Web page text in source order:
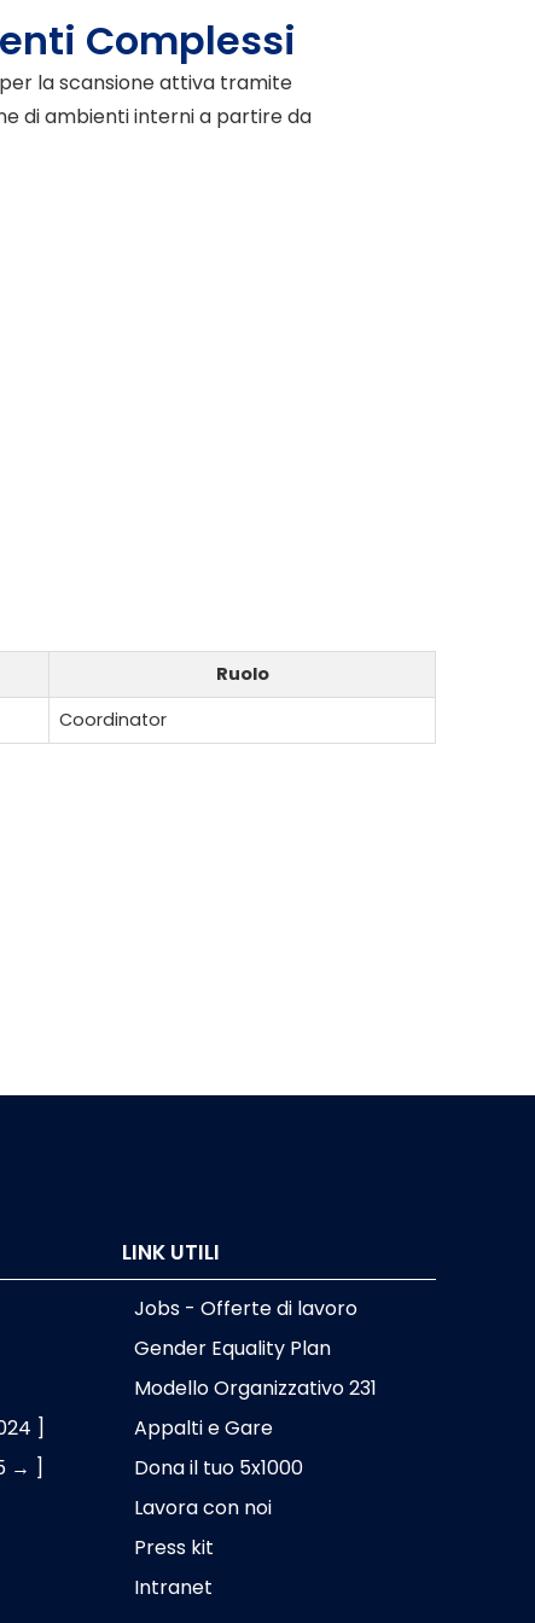
Complessi
la scansione attiva tramite
di ambienti interni a partire da
Ruolo
Coordinator
]
→ ]
LINK UTILI
Jobs - Offerte di lavoro
Gender Equality Plan
Modello Organizzativo 231
Appalti e Gare
Dona il tuo 5x1000
Lavora con noi
Press kit
Intranet